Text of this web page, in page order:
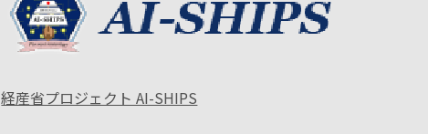
経産省プロジェクト AI-SHIPS